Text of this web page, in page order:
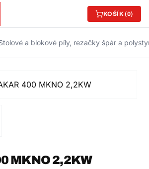
KOŠÍK (0)
a blokové píly, rezačky špár a
MKNO 2,2KW